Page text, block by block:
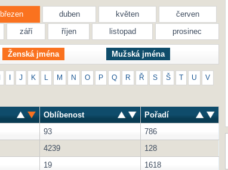
březen duben květen
červen
září říjen listopad prosinec
Ženská jména Mužská jména
J K M N O P Q R Ř S Š T U V
Oblíbenost
Pořadí
93
786
4239
128
19
1618